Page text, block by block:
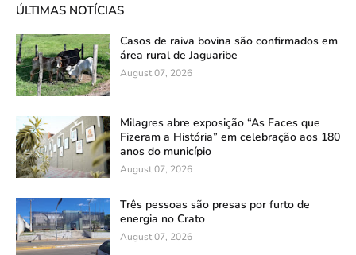
ÚLTIMAS NOTÍCIAS
Casos de raiva bovina são confirmados em
área rural de Jaguaribe
August 07, 2026
Milagres abre exposição “As Faces que
Fizeram a História” em celebração aos 180
anos do município
August 07, 2026
Três pessoas são presas por furto de
energia no Crato
August 07, 2026